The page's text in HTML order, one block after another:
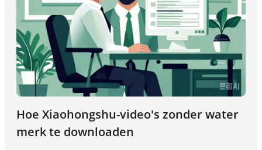
Hoe Xiaohongshu-video's zonder water
merk te downloaden